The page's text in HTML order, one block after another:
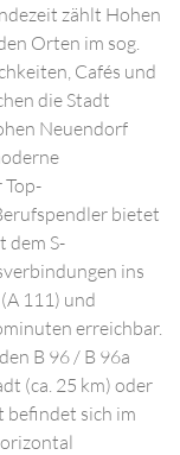
zählt Hohen
Orten im sog.
Cafés und
die Stadt
Neuendorf
bietet
dem S-
ins
111) und
erreichbar.
B 96 / B 96a
(ca. 25 km) oder
befindet sich im